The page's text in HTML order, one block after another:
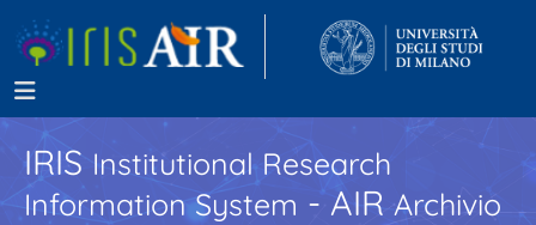
IRISInstitutional Research
Information System - AIR Archivio